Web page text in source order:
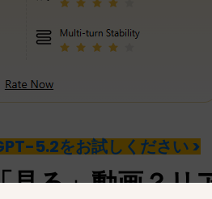
5.2をお試しください >
見る」動画？リ